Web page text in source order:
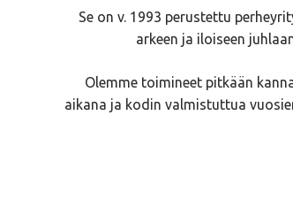
Se on v. 1993 perustettu
arkeen ja iloiseen
Olemme toimineet pitkään
aikana ja kodin valmistuttua